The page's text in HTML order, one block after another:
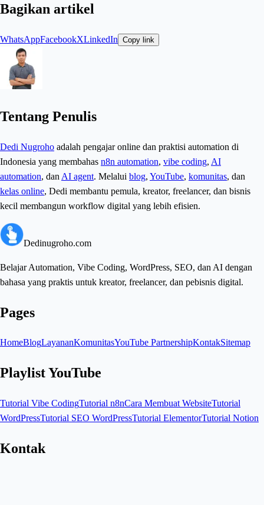
Bagikan artikel
WhatsAppFacebookXLinkedIn Copy link
Tentang Penulis
Dedi Nugroho adalah pengajar online dan praktisi automation di
Indonesia yang membahas n8n automation, vibe coding, AI
automation, dan AI agent. Melalui blog, YouTube, komunitas, dan
kelas online, Dedi membantu pemula, kreator, freelancer, dan bisnis
kecil membangun workflow digital yang lebih efisien.
Dedinugroho.com
Belajar Automation, Vibe Coding, WordPress, SEO, dan AI dengan
bahasa yang praktis untuk kreator, freelancer, dan pebisnis digital.
Pages
HomeBlogLayananKomunitasYouTube PartnershipKontakSitemap
Playlist YouTube
Tutorial Vibe CodingTutorial n8nCara Membuat WebsiteTutorial
WordPressTutorial SEO WordPressTutorial ElementorTutorial Notion
Kontak